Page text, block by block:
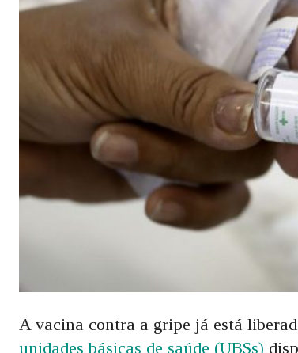
A vacina contra a gripe já está
unidades básicas de saúde (UBSs)